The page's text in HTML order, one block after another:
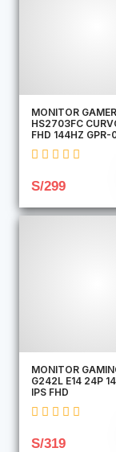
MONITOR
HS2703FC
FHD 144HZ GPR-
S/299
MONITOR
G242L E14 24P
IPS FHD
S/319